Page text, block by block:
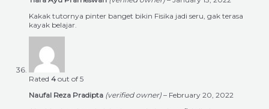
Kakak tutornya pinter banget bikin Fisika jadi seru, gak terasa
kayak belajar.
Rated 4 out of 5
Naufal Reza Pradipta (verified owner) – February 20, 2022